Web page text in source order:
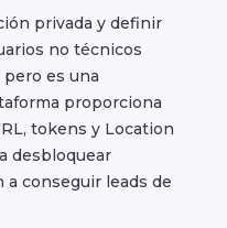
privada y definir
no técnicos
es una
proporciona
tokens y Location
desbloquear
a conseguir leads de